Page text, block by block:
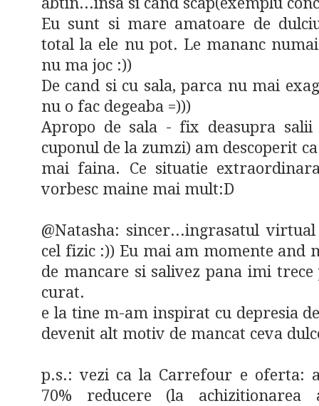
Eu sunt si mare amatoare de
total la ele nu pot. Le mananc
nu ma joc :))
De cand si cu sala, parca nu mai
nu o fac degeaba =)))
Apropo de sala - fix deasupra salii
cuponul de la zumzi) am descoperit
mai faina. Ce situatie
vorbesc maine mai mult:D
@Natasha: sincer...ingrasatul
cel fizic :)) Eu mai am momente and
de mancare si salivez pana imi trece
curat.
e la tine m-am inspirat cu depresia
devenit alt motiv de mancat ceva
p.s.: vezi ca la Carrefour e oferta:
70% reducere (la achizitionarea